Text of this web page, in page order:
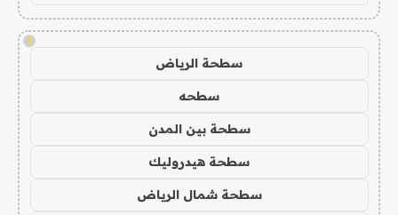
!
سطحة الرياض
سطحه
سطحة بين المدن
سطحة هيدروليك
سطحة شمال الرياض